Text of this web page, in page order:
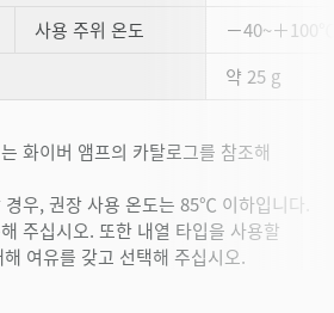
사용 주위 온도
－40~＋
약 25 g
화이버 앰프의 카탈로그를 참조해
우, 권장 사용 온도는 85℃ 이하입니다.
주십시오. 또한 내열 타입을 사용할
여유를 갖고 선택해 주십시오.